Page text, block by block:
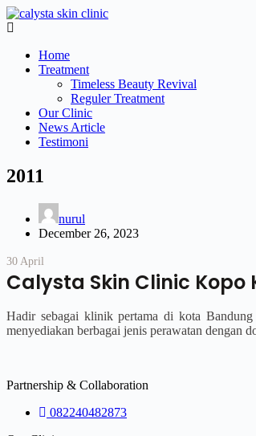
Skip
to
Main
Home
Treatment
Timeless Beauty Revival
Reguler Treatment
Our Clinic
News Article
Testimoni
2011
nurul
December 26, 2023
30 April
Calysta Skin Clinic
Hadir sebagai klinik pertama di kota
menyediakan berbagai jenis perawatan dengan
Partnership & Collaboration
082240482873